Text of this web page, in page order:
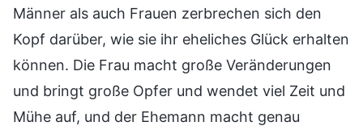
Männer als auch Frauen zerbrechen sich den
Kopf darüber, wie sie ihr eheliches Glück erhalten
können. Die Frau macht große Veränderungen
und bringt große Opfer und wendet viel Zeit und
Mühe auf, und der Ehemann macht genau